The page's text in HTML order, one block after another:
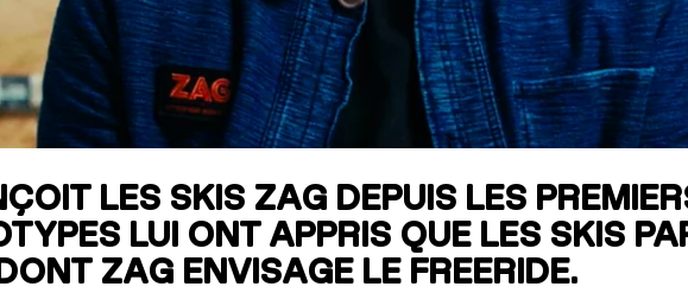
RECHERCHES POPULAIRES
Skis freeride
LES SKIS ZAG DEPUIS LES
LUI ONT APPRIS QUE LES SKIS
ZAG ENVISAGE LE FREERIDE.